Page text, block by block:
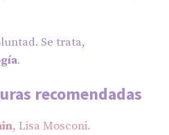
Se trata,
.
recomendadas
, Lisa Mosconi.